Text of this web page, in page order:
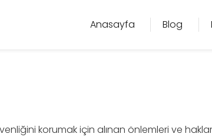
Anasayfa Blog
korumak için alınan önlemleri ve